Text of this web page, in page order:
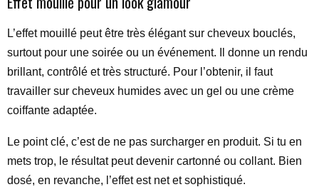
L’effet mouillé peut être très élégant sur cheveux bouclés,
surtout pour une soirée ou un événement. Il donne un rendu
brillant, contrôlé et très structuré. Pour l’obtenir, il faut
travailler sur cheveux humides avec un gel ou une crème
coiffante adaptée.
Le point clé, c’est de ne pas surcharger en produit. Si tu en
mets trop, le résultat peut devenir cartonné ou collant. Bien
dosé, en revanche, l’effet est net et sophistiqué.